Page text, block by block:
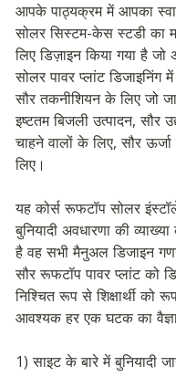
आपके पाठ्यक्रम में आपका
सोलर सिस्टम-केस स्टडी का
लिए डिज़ाइन किया गया है
सोलर पावर प्लांट डिजाइनिंग
सौर तकनीशियन के लिए जो
इष्टतम बिजली उत्पादन, सौर
चाहने वालों के लिए, सौर
लिए।
यह कोर्स रूफटॉप सोलर
बुनियादी अवधारणा की
है वह सभी मैनुअल डिजाइन
सौर रूफटॉप पावर प्लांट को
निश्चित रूप से शिक्षार्थी को
आवश्यक हर एक घटक का
1) साइट के बारे में बुनियादी